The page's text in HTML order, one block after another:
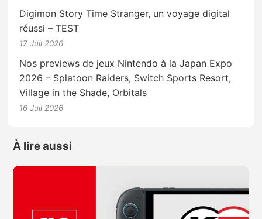
Digimon Story Time Stranger, un voyage digital
réussi – TEST
17 Juil 2026
Nos previews de jeux Nintendo à la Japan Expo
2026 – Splatoon Raiders, Switch Sports Resort,
Village in the Shade, Orbitals
16 Juil 2026
À lire aussi